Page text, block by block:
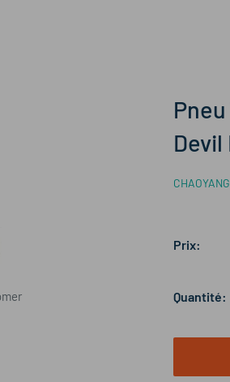
Devil
CHAOYANG
Prix:
Quantité: